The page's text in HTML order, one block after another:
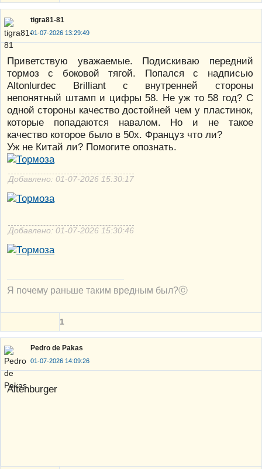
tigra81-81
01-07-2026 13:29:49
Приветствую уважаемые. Подискиваю передний
тормоз с боковой тягой. Попался с надписью
Altonlurdec Brilliant с внутренней стороны
непонятный штамп и цифры 58. Не уж то 58 год? С
одной стороны качество достойней чем у пластинок,
которые попадаются навалом. Но и не такое
качество которое было в 50х. Француз что ли?
Уж не Китай ли? Помогите опознать.
Добавлено: 01-07-2026 15:30:17
Добавлено: 01-07-2026 15:30:46
Я почему раньше таким вредным был?ⓒ
1
Pedro de Pakas
01-07-2026 14:09:26
Altenburger